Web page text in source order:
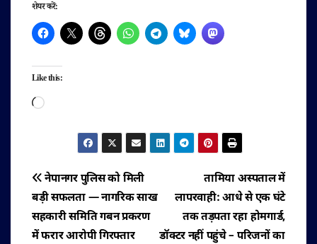
शेयर करें:
Like this:
Loading…
पोस्ट
नेविगेशन
तामिया अस्पताल में
लापरवाही: आधे से एक घंटे
तक तड़पता रहा होमगार्ड,
डॉक्टर नहीं पहुंचे – परिजनों का
नेपानगर पुलिस को मिली
बड़ी सफलता — नागरिक साख
सहकारी समिति गबन प्रकरण
में फरार आरोपी गिरफ्तार